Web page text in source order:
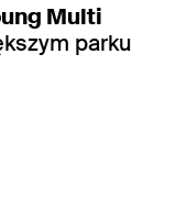
Multi
parku